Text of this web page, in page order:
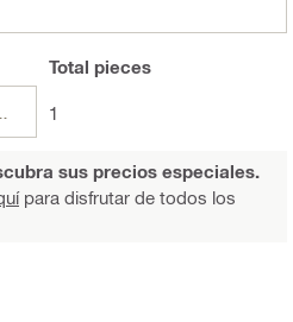
Total pieces
1
sus precios especiales.
para disfrutar de todos los